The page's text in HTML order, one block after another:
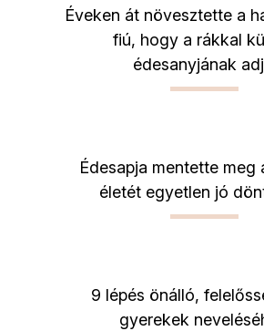
Éveken át növesztette a
fiú, hogy a rákkal
édesanyjának
Édesapja mentette meg
életét egyetlen jó
9 lépés önálló,
gyerekek